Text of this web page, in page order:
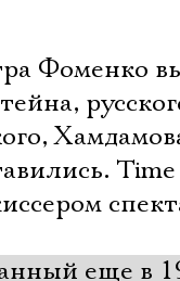
Фоменко
еще в